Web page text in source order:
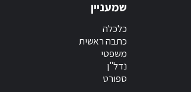
שמעניין
כלכלה
כתבה ראשית
משפטי
נדל"ן
ספורט